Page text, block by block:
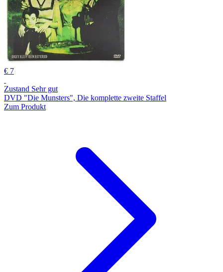
€ 7
Zustand Sehr gut
DVD "Die Munsters", Die komplette zweite Staffel
Zum Produkt